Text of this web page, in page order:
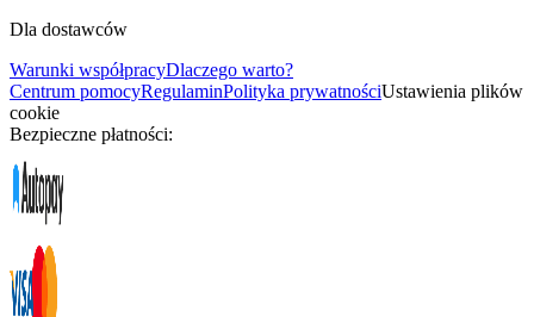
Dla dostawców
Warunki współpracyDlaczego warto?
Centrum pomocyRegulaminPolityka prywatnościUstawienia plików
cookie
Bezpieczne płatności: